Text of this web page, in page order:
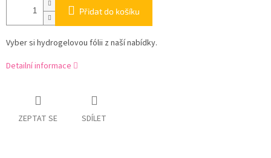
Přidat do košíku
Vyber si hydrogelovou fólii z naší nabídky.
Detailní informace
ZEPTAT SE SDÍLET